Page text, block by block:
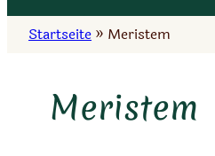
Startseite » Meristem
Meristem